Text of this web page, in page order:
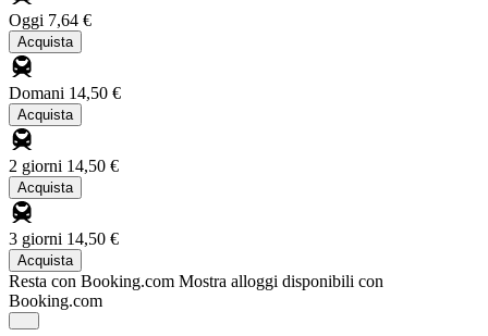
Oggi 7,64 €
Acquista
Domani 14,50 €
Acquista
2 giorni 14,50 €
Acquista
3 giorni 14,50 €
Acquista
Resta con Booking.com Mostra alloggi disponibili con
Booking.com